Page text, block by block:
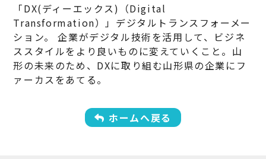
「DX(ディーエックス)（Digital
Transformation）」デジタルトランスフォーメー
ション。 企業がデジタル技術を活用して、ビジネ
ススタイルをより良いものに変えていくこと。山
形の未来のため、DXに取り組む山形県の企業にフ
ァーカスをあてる。
ホームへ戻る